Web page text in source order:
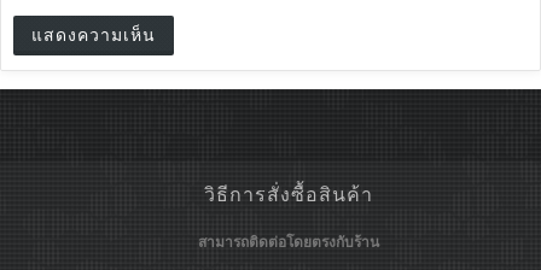
วิธีการสั่งซื้อสินค้า
สามารถติดต่อโดยตรงกับร้าน